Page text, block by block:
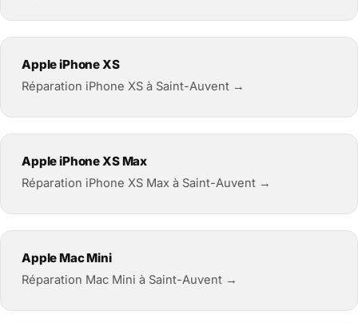
Apple iPhone XS
Réparation iPhone XS à Saint-Auvent →
Apple iPhone XS Max
Réparation iPhone XS Max à Saint-Auvent →
Apple Mac Mini
Réparation Mac Mini à Saint-Auvent →